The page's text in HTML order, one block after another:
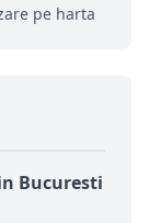
pe harta
Bucuresti